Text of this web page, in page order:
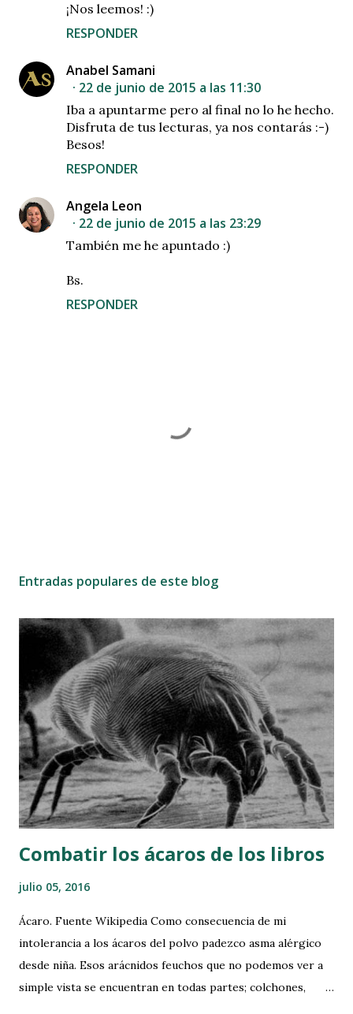
¡Nos leemos! :)
RESPONDER
Anabel Samani
22 de junio de 2015 a las 11:30
Iba a apuntarme pero al final no lo he hecho.
Disfruta de tus lecturas, ya nos contarás :-)
Besos!
RESPONDER
Angela Leon
22 de junio de 2015 a las 23:29
También me he apuntado :)
Bs.
RESPONDER
b
c
n
c
o
m
e
n
t
a
i
Entradas populares de este blog
Combatir los ácaros de los libros
julio 05, 2016
Ácaro. Fuente Wikipedia Como consecuencia de mi
intolerancia a los ácaros del polvo padezco asma alérgico
desde niña. Esos arácnidos feuchos que no podemos ver a
simple vista se encuentran en todas partes; colchones,